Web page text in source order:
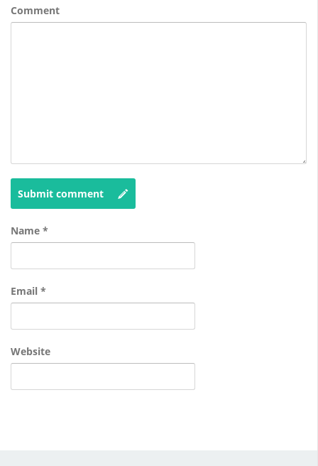
Comment
Submit comment
Name *
Email *
Website